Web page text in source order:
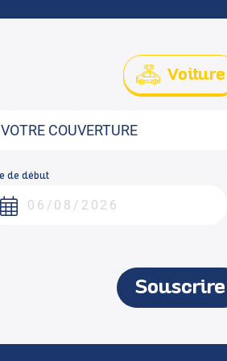
Voiture
de début
Souscrire